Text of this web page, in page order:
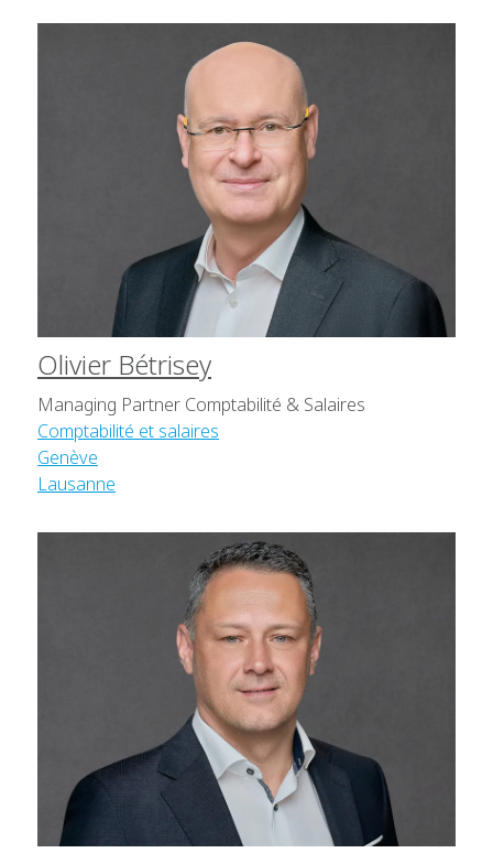
Olivier Bétrisey
Managing Partner Comptabilité & Salaires
Comptabilité et salaires
Genève
Lausanne